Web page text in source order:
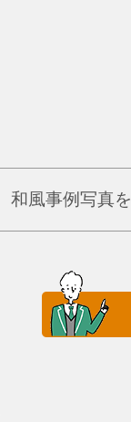
和風事例写真